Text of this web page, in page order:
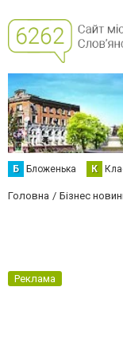
Б Бложенька К
Головна Бізнес
Реклама